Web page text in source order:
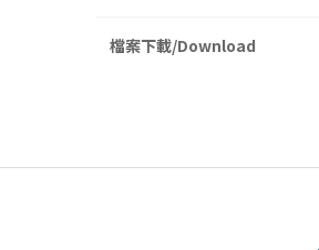
檔案下載/Download